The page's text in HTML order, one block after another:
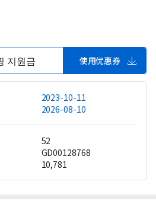
지원금 使用优惠券
2023-10-11
2026-08-10
52
GD00128768
10,781